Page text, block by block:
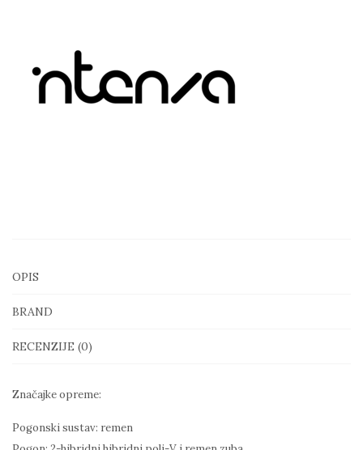
ekranom
količina
OPIS
BRAND
RECENZIJE (0)
Značajke opreme:
Pogonski sustav: remen